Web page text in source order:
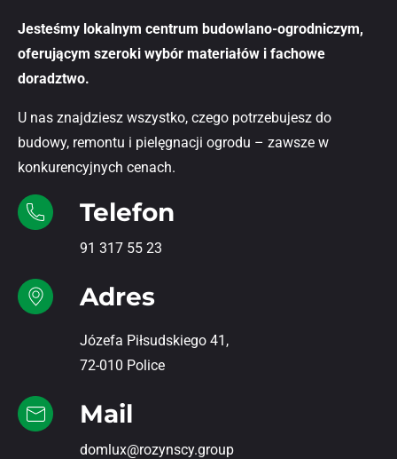
Jesteśmy lokalnym centrum budowlano-ogrodniczym,
oferującym szeroki wybór materiałów i fachowe
doradztwo.
U nas znajdziesz wszystko, czego potrzebujesz do
budowy, remontu i pielęgnacji ogrodu – zawsze w
konkurencyjnych cenach.
Telefon
91 317 55 23
Adres
Józefa Piłsudskiego 41,
72-010 Police
Mail
domlux@rozynscy.group